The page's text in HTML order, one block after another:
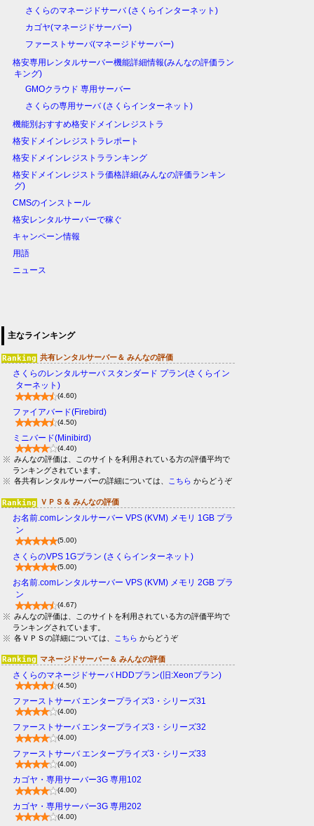
さくらのマネージドサーバ (さくらインターネット)
カゴヤ(マネージドサーバー)
ファーストサーバ(マネージドサーバー)
格安専用レンタルサーバー機能詳細情報(みんなの評価ラン
キング)
GMOクラウド 専用サーバー
さくらの専用サーバ (さくらインターネット)
機能別おすすめ格安ドメインレジストラ
格安ドメインレジストラレポート
格安ドメインレジストラランキング
格安ドメインレジストラ価格詳細(みんなの評価ランキン
グ)
CMSのインストール
格安レンタルサーバーで稼ぐ
キャンペーン情報
用語
ニュース
主なラインキング
共有レンタルサーバー＆ みんなの評価
さくらのレンタルサーバ スタンダード プラン(さくらイン
ターネット)
(4.60)
ファイアバード(Firebird)
(4.50)
ミニバード(Minibird)
(4.40)
みんなの評価は、このサイトを利用されている方の評価平均で
ランキングされています。
各共有レンタルサーバーの詳細については、
こちら からどうぞ
ＶＰＳ＆ みんなの評価
お名前.comレンタルサーバー VPS (KVM) メモリ 1GB プラ
ン
(5.00)
さくらのVPS 1Gプラン (さくらインターネット)
(5.00)
お名前.comレンタルサーバー VPS (KVM) メモリ 2GB プラ
ン
(4.67)
みんなの評価は、このサイトを利用されている方の評価平均で
ランキングされています。
各ＶＰＳの詳細については、
こちら からどうぞ
マネージドサーバー＆ みんなの評価
さくらのマネージドサーバ HDDプラン(旧:Xeonプラン)
(4.50)
ファーストサーバ エンタープライズ3・シリーズ31
(4.00)
ファーストサーバ エンタープライズ3・シリーズ32
(4.00)
ファーストサーバ エンタープライズ3・シリーズ33
(4.00)
カゴヤ・専用サーバー3G 専用102
(4.00)
カゴヤ・専用サーバー3G 専用202
(4.00)